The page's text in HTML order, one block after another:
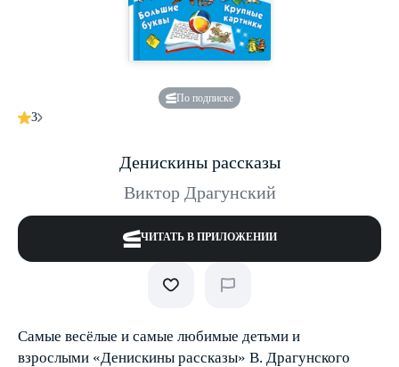
По подписке
3
Денискины рассказы
Виктор Драгунский
ЧИТАТЬ В ПРИЛОЖЕНИИ
Самые весёлые и самые любимые детьми и
взрослыми «Денискины рассказы» В. Драгунского